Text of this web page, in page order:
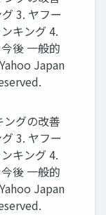
3. ヤフー
キング 4.
後 一般的
Japan
ングの改善
3. ヤフー
キング 4.
後 一般的
Japan